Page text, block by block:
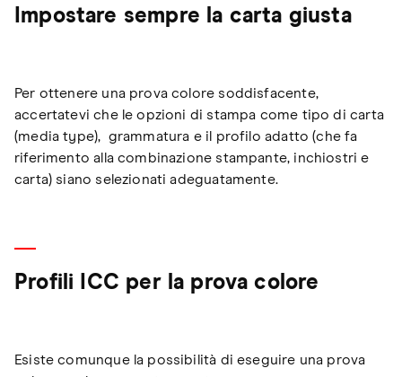
Impostare sempre la carta giusta
Per ottenere una prova colore soddisfacente,
accertatevi che le opzioni di stampa come tipo di carta
(media type), grammatura e il profilo adatto (che fa
riferimento alla combinazione stampante, inchiostri e
carta) siano selezionati adeguatamente.
Profili ICC per la prova colore
Esiste comunque la possibilità di eseguire una prova